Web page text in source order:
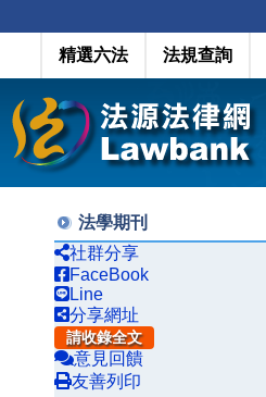
精選六法 法規查詢
法學期刊
社群分享
FaceBook
Line
分享網址
請收錄全文
意見回饋
友善列印